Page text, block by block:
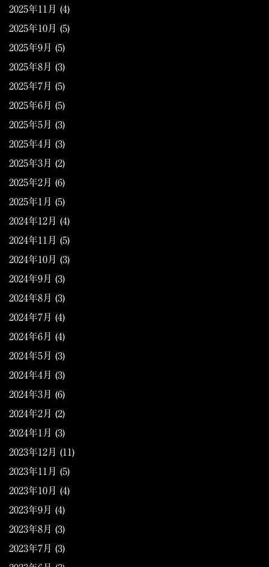
2025年11月 (4)
2025年10月 (5)
2025年9月 (5)
2025年8月 (3)
2025年7月 (5)
2025年6月 (5)
2025年5月 (3)
2025年4月 (3)
2025年3月 (2)
2025年2月 (6)
2025年1月 (5)
2024年12月 (4)
2024年11月 (5)
2024年10月 (3)
2024年9月 (3)
2024年8月 (3)
2024年7月 (4)
2024年6月 (4)
2024年5月 (3)
2024年4月 (3)
2024年3月 (6)
2024年2月 (2)
2024年1月 (3)
2023年12月 (11)
2023年11月 (5)
2023年10月 (4)
2023年9月 (4)
2023年8月 (3)
2023年7月 (3)